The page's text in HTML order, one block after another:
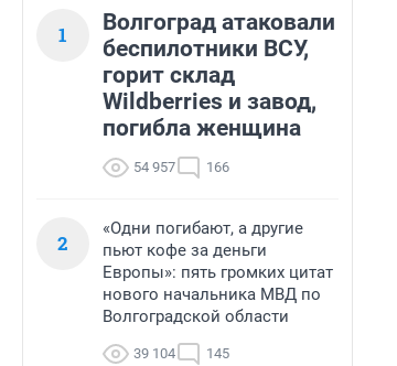
1
Волгоград атаковали
беспилотники ВСУ,
горит склад
Wildberries и завод,
погибла женщина
54 957 166
2
«Одни погибают, а другие
пьют кофе за деньги
Европы»: пять громких цитат
нового начальника МВД по
Волгоградской области
39 104 145